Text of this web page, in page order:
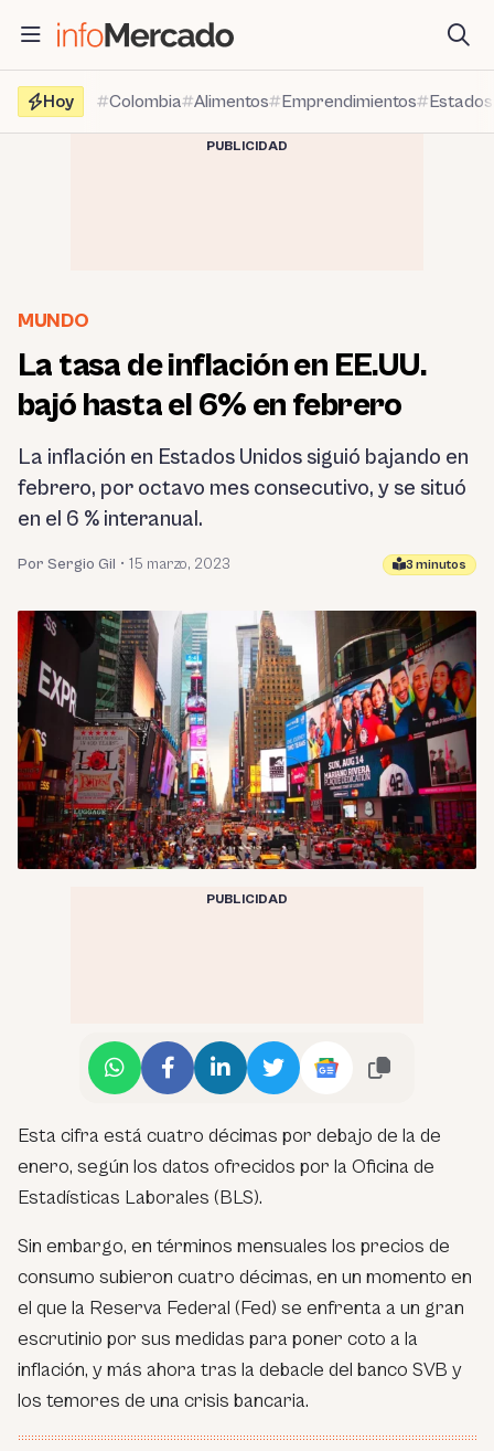
contenido
Hoy
Colombia Alimentos Emprendimientos
PUBLICIDAD
MUNDO
La tasa de inflación en EE.UU.
bajó hasta el 6% en febrero
La inflación en Estados Unidos siguió bajando en
febrero, por octavo mes consecutivo, y se situó
en el 6 % interanual.
Por Sergio Gil • 15 marzo, 2023 3 minutos
PUBLICIDAD
Esta cifra está cuatro décimas por debajo de la de
enero, según los datos ofrecidos por la Oficina de
Estadísticas Laborales (BLS).
Sin embargo, en términos mensuales los precios de
consumo subieron cuatro décimas, en un momento en
el que la Reserva Federal (Fed) se enfrenta a un gran
escrutinio por sus medidas para poner coto a la
inflación, y más ahora tras la debacle del banco SVB y
los temores de una crisis bancaria.